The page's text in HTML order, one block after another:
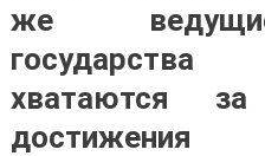
же
хватаются